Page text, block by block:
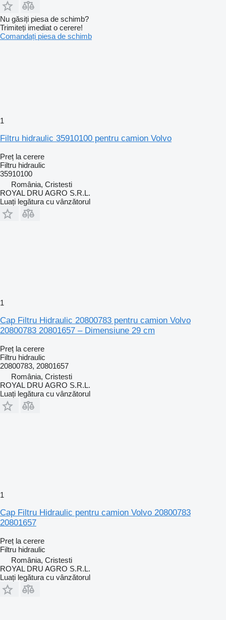
Nu găsiți piesa de schimb?
Trimiteți imediat o cerere!
Comandați piesa de schimb
1
Filtru hidraulic 35910100 pentru camion Volvo
Preț la cerere
Filtru hidraulic
35910100
România, Cristesti
ROYAL DRU AGRO S.R.L.
Luați legătura cu vânzătorul
1
Cap Filtru Hidraulic 20800783 pentru camion Volvo
20800783 20801657 – Dimensiune 29 cm
Preț la cerere
Filtru hidraulic
20800783, 20801657
România, Cristesti
ROYAL DRU AGRO S.R.L.
Luați legătura cu vânzătorul
1
Cap Filtru Hidraulic pentru camion Volvo 20800783
20801657
Preț la cerere
Filtru hidraulic
România, Cristesti
ROYAL DRU AGRO S.R.L.
Luați legătura cu vânzătorul